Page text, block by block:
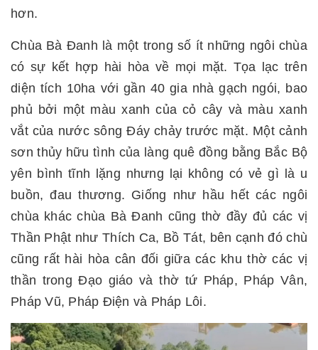
hơn.
Chùa Bà Đanh là một trong số ít những ngôi chùa
có sự kết hợp hài hòa về mọi mặt. Tọa lạc trên
diện tích 10ha với gần 40 gia nhà gạch ngói, bao
phủ bởi một màu xanh của cỏ cây và màu xanh
vắt của nước sông Đáy chảy trước mặt. Một cảnh
sơn thủy hữu tình của làng quê đồng bằng Bắc Bộ
yên bình tĩnh lặng nhưng lại không có vẻ gì là u
buồn, đau thương. Giống như hầu hết các ngôi
chùa khác chùa Bà Đanh cũng thờ đầy đủ các vị
Thần Phật như Thích Ca, Bồ Tát, bên cạnh đó chù
cũng rất hài hòa cân đối giữa các khu thờ các vị
thần trong Đạo giáo và thờ tứ Pháp, Pháp Vân,
Pháp Vũ, Pháp Điện và Pháp Lôi.